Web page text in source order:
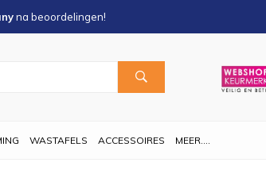
na beoordelingen!
WASTAFELS ACCESSOIRES MEER....